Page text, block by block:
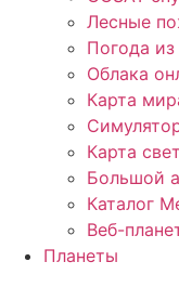
Лесные
Погода
Облака
Карта
Карта
Большой
Каталог
Веб-
Планеты